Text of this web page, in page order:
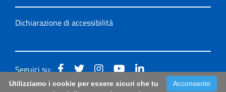
Dichiarazione di accessibilità
Seguici su:
Acconsento
Utilizziamo i cookie per essere sicuri che tu